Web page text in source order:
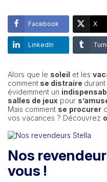
Facebook X
LinkedIn
Alors que le soleil et les
comment se distraire durant
évidemment un
salles de jeux pour
Mais comment se procurer
vos vacances ? Découvrez
Nos
vous !